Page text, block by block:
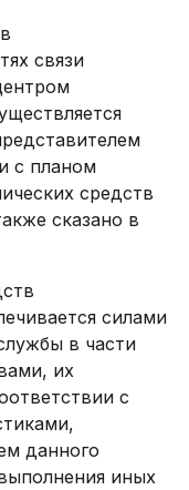
связи
‎с планом
средств
сказано в
силами
в части
их
с
данного
иных